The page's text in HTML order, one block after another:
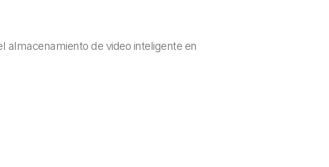
almacenamiento de video inteligente en